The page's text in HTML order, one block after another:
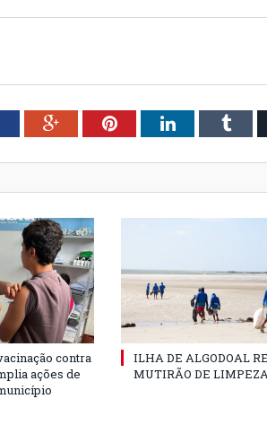
Google+PinterestLinkedIn
contra
ações de
ILHA DE ALGODOAL
MUTIRÃO DE